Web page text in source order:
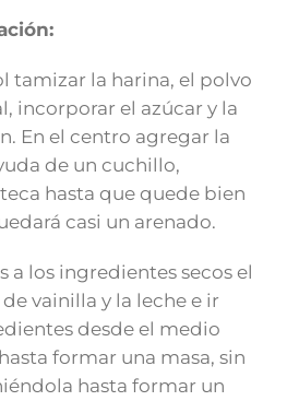
tamizar la harina, el polvo
incorporar el azúcar y la
En el centro agregar la
de un cuchillo,
hasta que quede bien
casi un arenado.
a los ingredientes secos el
vainilla y la leche e ir
desde el medio
formar una masa, sin
hasta formar un